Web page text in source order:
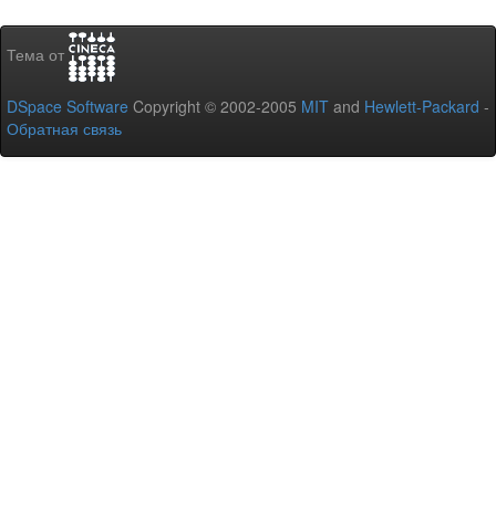
Тема от
DSpace Software Copyright © 2002-2005 MIT and Hewlett-Packard -
Обратная связь